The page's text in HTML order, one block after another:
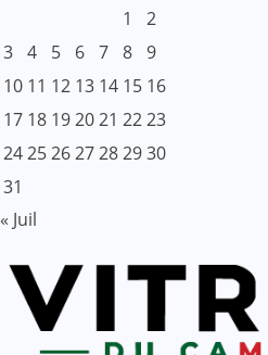
1
2
3 4 5 6 7 8 9
10 11 12 13 14 15 16
17 18 192021 2223
24252627282930
31
« Juil